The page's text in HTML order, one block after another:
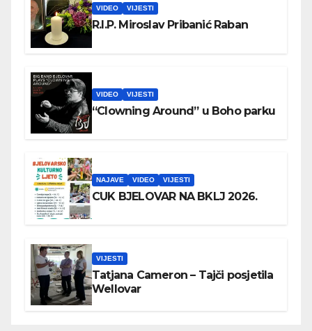
VIDEO VIJESTI
R.I.P. Miroslav Pribanić Raban
VIDEO VIJESTI
“Clowning Around” u Boho parku
NAJAVE VIDEO VIJESTI
CUK BJELOVAR NA BKLJ 2026.
VIJESTI
Tatjana Cameron – Tajči posjetila
Wellovar